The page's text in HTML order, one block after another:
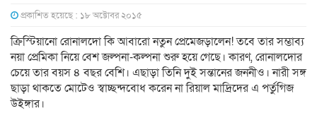
প্রকাশিত হয়েছে : ১৮ অক্টোবর ২০১৫
ক্রিস্টিয়ানো রোনালদো কি আবারো নতুন প্রেমেজড়ালেন! তবে তার সম্ভাব্য
নয়া প্রেমিকা নিয়ে বেশ জল্পনা-কল্পনা শুরু হয়ে গেছে। কারণ, রোনালদোর
চেয়ে তার বয়স ৪ বছর বেশি। এছাড়া তিনি দুই সন্তানের জননীও। নারী সঙ্গ
ছাড়া থাকতে মোটেও স্বাচ্ছন্দবোধ করেন না রিয়াল মাদ্রিদের এ পর্তুগিজ
উইঙ্গার।